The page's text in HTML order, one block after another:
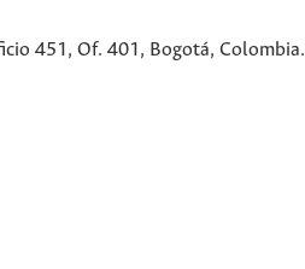
451, Of. 401, Bogotá, Colombia.